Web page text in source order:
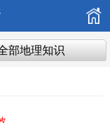
部地理知识